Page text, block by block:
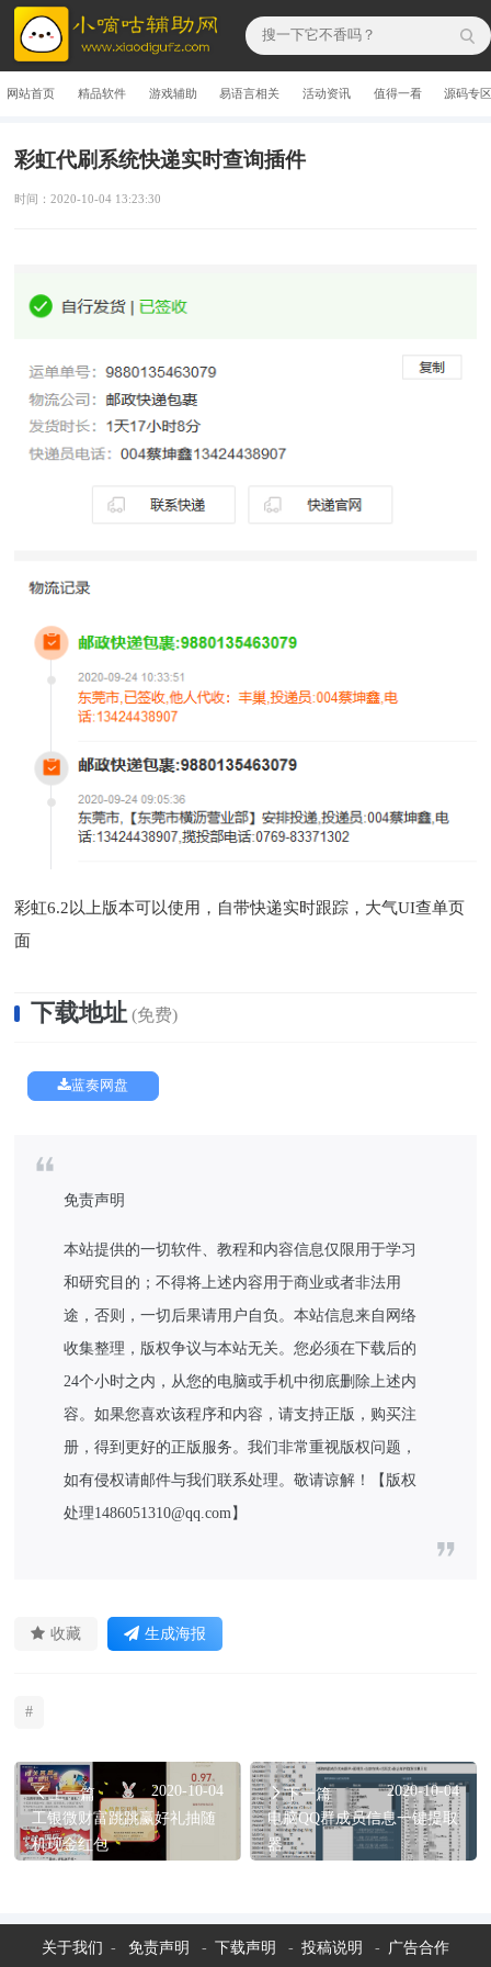
网站首页 精品软件 游戏辅助 易语言相关 活动资讯 值得一看 源码专
彩虹代刷系统快递实时查询插件
时间：2020-10-04 13:23:30
彩虹6.2以上版本可以使用，自带快递实时跟踪，大气UI查单页
面
下载地址 (免费)
蓝奏网盘
免责声明
本站提供的一切软件、教程和内容信息仅限用于学习
和研究目的；不得将上述内容用于商业或者非法用
途，否则，一切后果请用户自负。本站信息来自网络
收集整理，版权争议与本站无关。您必须在下载后的
24个小时之内，从您的电脑或手机中彻底删除上述内
容。如果您喜欢该程序和内容，请支持正版，购买注
册，得到更好的正版服务。我们非常重视版权问题，
如有侵权请邮件与我们联系处理。敬请谅解！【版权
处理1486051310@qq.com】
收藏 生成海报
#
上一篇
2020-10-04
工银微财富跳跳赢好礼抽随
机现金红包
下一篇
2020-10-04
电脑QQ群成员信息一键提取
器
关于我们 - 免责声明 - 下载声明 - 投稿说明 - 广告合作